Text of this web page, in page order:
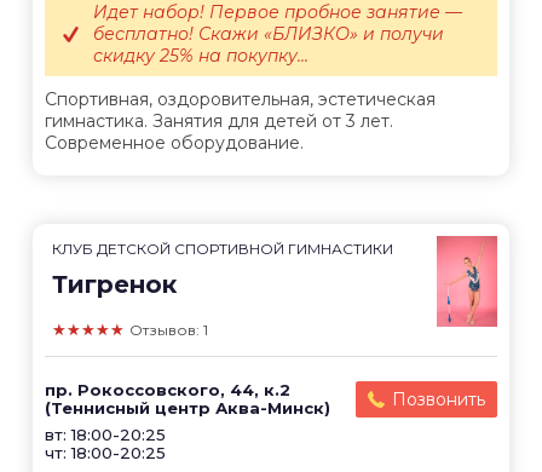
Спортивная, оздоровительная, эстетическая
гимнастика. Занятия для детей от 3 лет.
Современное оборудование.
Идет набор! Первое пробное занятие —
бесплатно! Скажи «БЛИЗКО» и получи
скидку 25% на покупку...
КЛУБ ДЕТСКОЙ СПОРТИВНОЙ ГИМНАСТИКИ
Тигренок
★★★★★ Отзывов: 1
пр. Рокоссовского, 44, к.2
(Теннисный центр Аква-Минск)
вт: 18:00-20:25
чт: 18:00-20:25
Позвонить